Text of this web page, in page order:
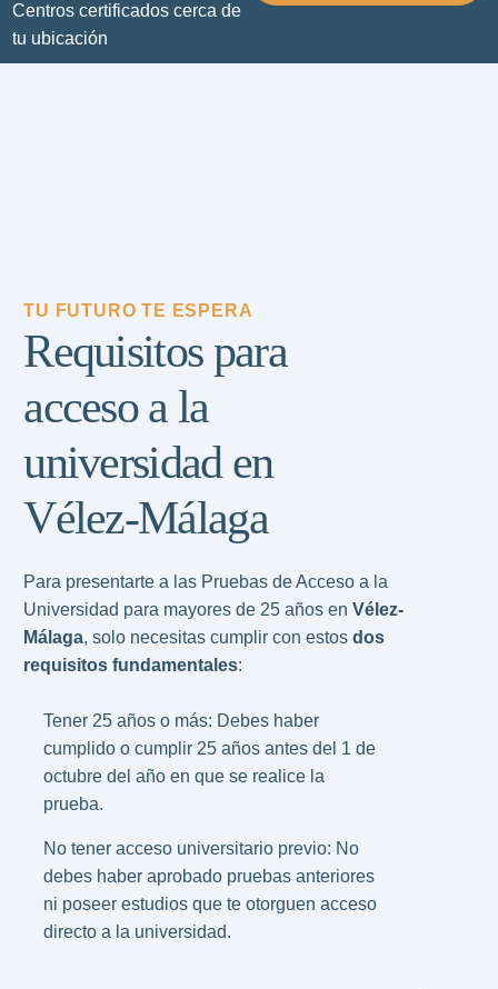
Centros certificados cerca de
tu ubicación
TU FUTURO TE ESPERA
Requisitos para
acceso a la
universidad en
Vélez-Málaga
Para presentarte a las Pruebas de Acceso a la
Universidad para mayores de 25 años enVélez-
Málaga, solo necesitas cumplir con estosdos
requisitos fundamentales:
Tener 25 años o más: Debes haber
cumplido o cumplir 25 años antes del 1 de
octubre del año en que se realice la
prueba.
No tener acceso universitario previo: No
debes haber aprobado pruebas anteriores
ni poseer estudios que te otorguen acceso
directo a la universidad.